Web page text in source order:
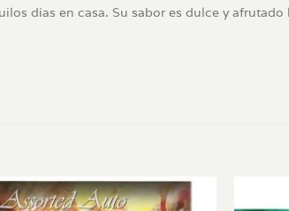
días en casa. Su sabor es dulce y